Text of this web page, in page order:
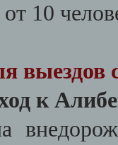
10
к